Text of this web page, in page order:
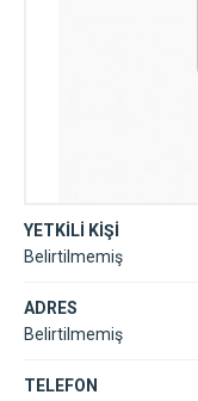
YETKİLİ KİŞİ
Belirtilmemiş
ADRES
Belirtilmemiş
TELEFON